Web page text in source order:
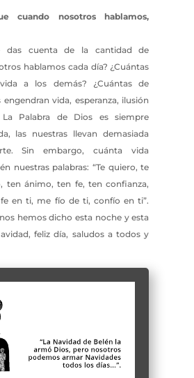
cuando nosotros hablamos,
das cuenta de la cantidad de
hablamos cada día? ¿Cuántas
a los demás? ¿Cuántas de
engendran vida, esperanza, ilusión
Palabra de Dios es siempre
las nuestras llevan demasiada
Sin embargo, cuánta vida
nuestras palabras: “Te quiero, te
ten ánimo, ten fe, ten confianza,
en ti, me fío de ti, confío en ti”.
hemos dicho esta noche y esta
feliz día, saludos a todos y